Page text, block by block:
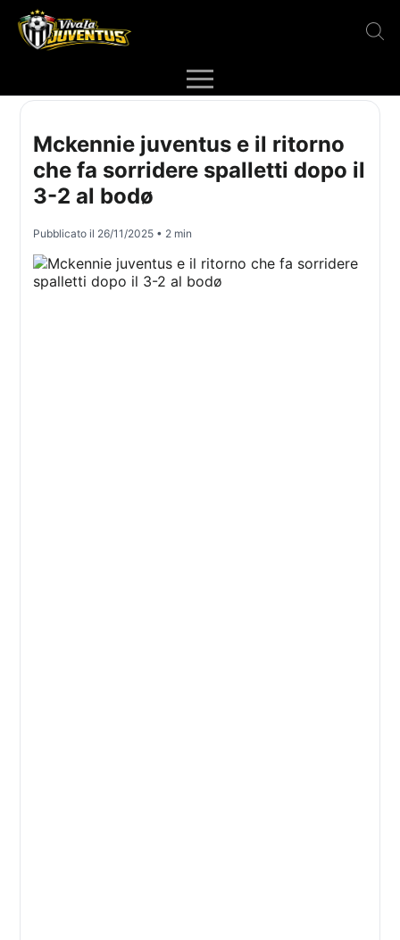
Mckennie juventus e il ritorno
che fa sorridere spalletti dopo il
3-2 al bodø
Pubblicato il 26/11/2025 • 2 min